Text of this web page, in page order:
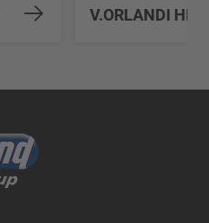
V.ORLANDI